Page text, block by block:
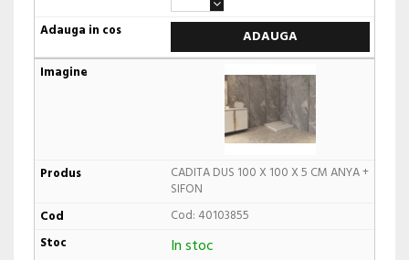
ADAUGA
CADITA DUS 100 X 100 X 5 CM ANYA +
SIFON
Cod: 40103855
In stoc